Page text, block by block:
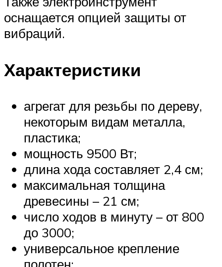
оснащается опцией защиты от
вибраций.
Характеристики
агрегат для резьбы по дереву,
некоторым видам металла,
пластика;
мощность 9500 Вт;
длина хода составляет 2,4 см;
максимальная толщина
древесины – 21 см;
число ходов в минуту – от 800
до 3000;
универсальное крепление